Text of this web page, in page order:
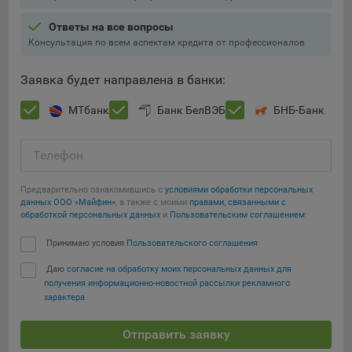
сайта в целом. Общество использует информацию для
анализа трафика на сайтах.
аудитории и в рекламных целях, например Яндекс.Метрика,
Google Analytics.
Необходимые для функционирования веб-аналитических
(статистические), установлены на сервере Общества и не
передаются третьим лицам, часть из которых хранятся во
Остальные - не более года.
Отключение аналитических файлов cookie не позволяет
определять предпочтения пользователей сайта, в том числе
меры по совершенствованию работы сайта исходя из
предпочтений пользователей.
Сохранить мои изменения
Сохранить по умолчанию
Ответы на все вопросы
Консультация по всем аспектам кредита от профессионалов
Заявка будет направлена в банки:
МТбанк Банк БелВЭБ БНБ-Банк
Телефон
Предварительно ознакомившись с условиями обработки персональных
данных ООО «Майфин», а также с моими правами, связанными с
обработкой персональных данных и Пользовательским соглашением:
Принимаю условия Пользовательского соглашения
Даю согласие на обработку моих персональных данных для
получения информационно-новостной рассылки рекламного
характера
Отправить заявку